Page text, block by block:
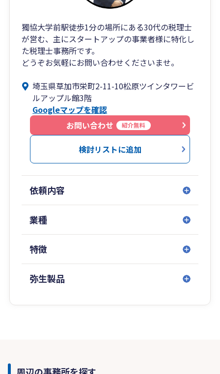
獨協大学前駅徒歩1分の場所にある30代の税理士
が営む、主にスタートアップの事業者様に特化し
た税理士事務所です。
どうぞお気軽にお問い合わせくださいませ。
埼玉県草加市栄町2-11-10松原ツインタワービ
ルアップル館3階
Googleマップを確認
お問い合わせ
紹介無料
検討リストに追加
依頼内容
業種
特徴
弥生製品